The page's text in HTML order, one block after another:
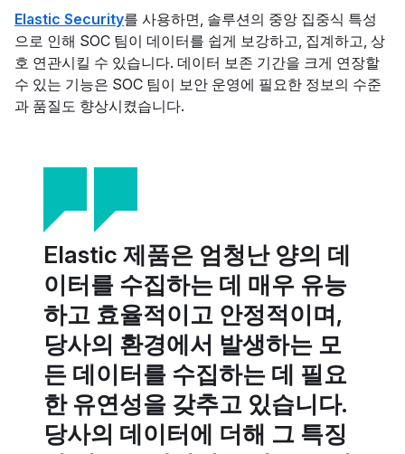
Elastic Security를 사용하면, 솔루션의 중앙 집중식 특성
으로 인해 SOC 팀이 데이터를 쉽게 보강하고, 집계하고, 상
호 연관시킬 수 있습니다. 데이터 보존 기간을 크게 연장할
수 있는 기능은 SOC 팀이 보안 운영에 필요한 정보의 수준
과 품질도 향상시켰습니다.
Elastic 제품은 엄청난 양의 데
이터를 수집하는 데 매우 유능
하고 효율적이고 안정적이며,
당사의 환경에서 발생하는 모
든 데이터를 수집하는 데 필요
한 유연성을 갖추고 있습니다.
당사의 데이터에 더해 그 특징